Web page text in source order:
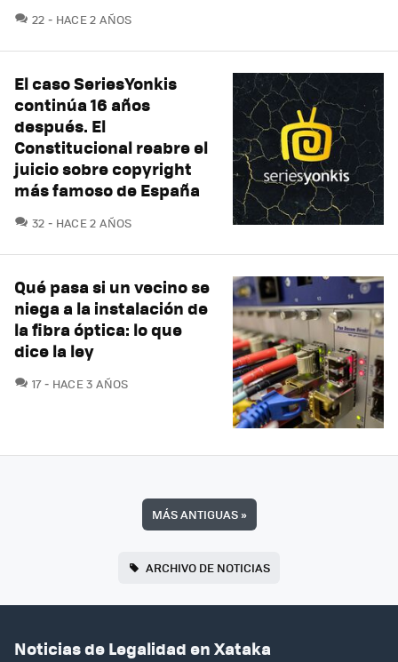
22 COMENTARIOS
HACE 2 AÑOS
El caso SeriesYonkis
continúa 16 años
después. El
Constitucional reabre el
juicio sobre copyright
más famoso de España
32 COMENTARIOS
HACE 2 AÑOS
Qué pasa si un vecino se
niega a la instalación de
la fibra óptica: lo que
dice la ley
17COMENTARIOS
HACE 3 AÑOS
MÁS ANTIGUAS»
ARCHIVO DE NOTICIAS
Noticias de Legalidad en Xataka